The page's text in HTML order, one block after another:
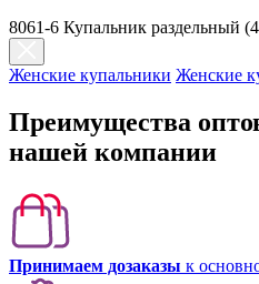
8061-6 Купальник раздельный
Женские купальники Женские
Преимущества
нашей компании
Принимаем дозаказы к